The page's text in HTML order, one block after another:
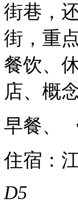
街巷，
街，重
餐饮、
店、概
早餐、
住宿：
D5